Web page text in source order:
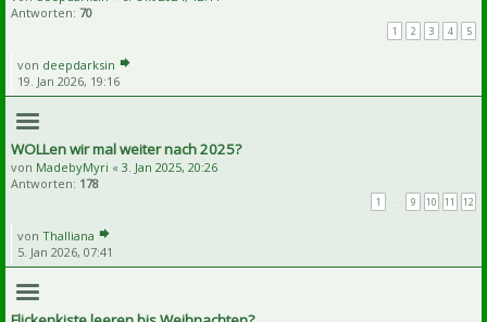
Antworten: 70
1 2 3 4 5
von deepdarksin
19. Jan 2026, 19:16
WOLLen wir mal weiter nach 2025?
von MadebyMyri « 3. Jan 2025, 20:26
Antworten: 178
1 9 10 11 12
von Thalliana
5. Jan 2026, 07:41